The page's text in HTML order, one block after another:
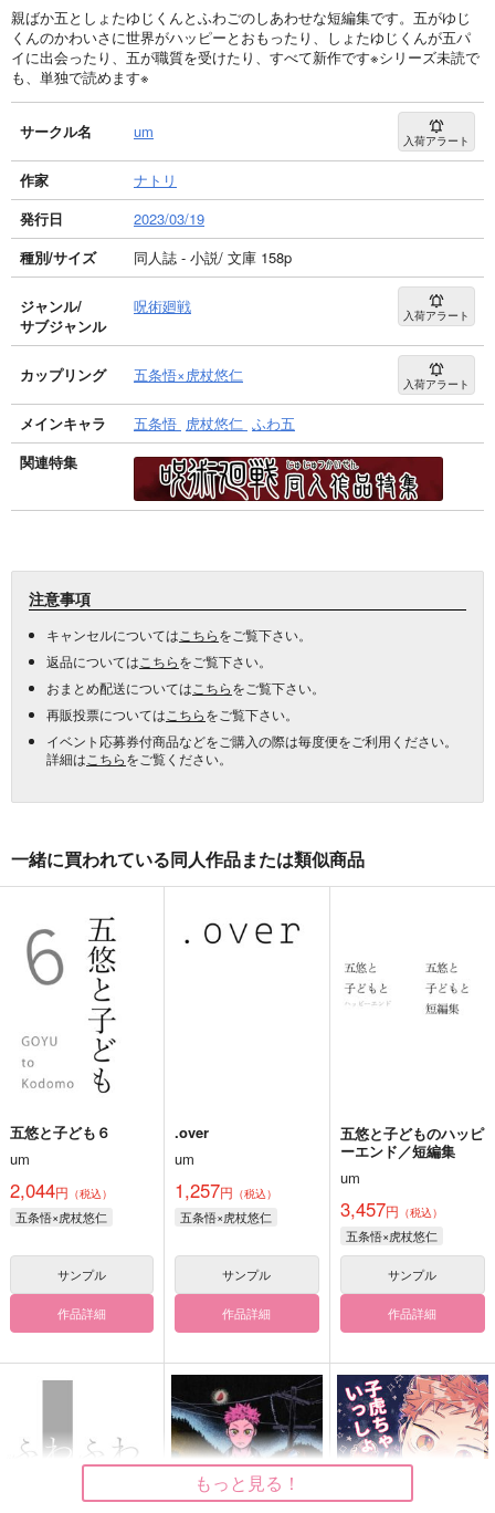
親ばか五としょたゆじくんとふわごのしあわせな短編集です。五がゆじ
くんのかわいさに世界がハッピーとおもったり、しょたゆじくんが五パ
イに出会ったり、五が職質を受けたり、すべて新作です※シリーズ未読で
も、単独で読めます※
サークル名 um 入荷アラート
作家
ナトリ
発行日
2023/03/19
種別/サイズ
同人誌 - 小説/ 文庫 158p
ジャンル/
サブジャンル
呪術廻戦 入荷アラート
カップリング 五条悟×虎杖悠仁 入荷アラート
メインキャラ 五条悟 虎杖悠仁 ふわ五
関連特集
注意事項
キャンセルについては こちらをご覧下さい。
返品については こちらをご覧下さい。
おまとめ配送については こちらをご覧下さい。
再販投票については こちらをご覧下さい。
イベント応募券付商品などをご購入の際は毎度便をご利用ください。
詳細は こちらをご覧ください。
一緒に買われている同人作品または類似商品
五悠と子ども６
um
2,044円 （税込）
五条悟×虎杖悠仁
サンプル
作品詳細
.over
um
1,257円 （税込）
五条悟×虎杖悠仁
サンプル
作品詳細
五悠と子どものハッピ
ーエンド／短編集
um
3,457円 （税込）
五条悟×虎杖悠仁
サンプル
作品詳細
もっと見る！